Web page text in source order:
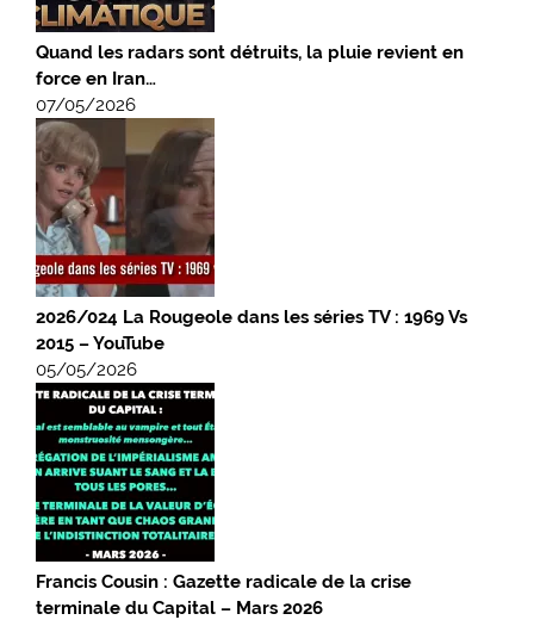
Quand les radars sont détruits, la pluie revient en
force en Iran…
07/05/2026
2026/024 La Rougeole dans les séries TV : 1969 Vs
2015 – YouTube
05/05/2026
Francis Cousin : Gazette radicale de la crise
terminale du Capital – Mars 2026